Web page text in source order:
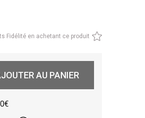
Fidélité en achetant ce produit
AU PANIER